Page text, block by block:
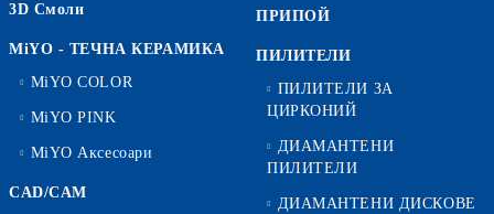
3D Смоли
MiYO - ТЕЧНА КЕРАМИКА
MiYO COLOR
MiYO PINK
MiYO Аксесоари
CAD/CAM
ПРИПОЙ
ПИЛИТЕЛИ
ПИЛИТЕЛИ ЗА
ЦИРКОНИЙ
ДИАМАНТЕНИ
ПИЛИТЕЛИ
ДИАМАНТЕНИ ДИСКОВЕ